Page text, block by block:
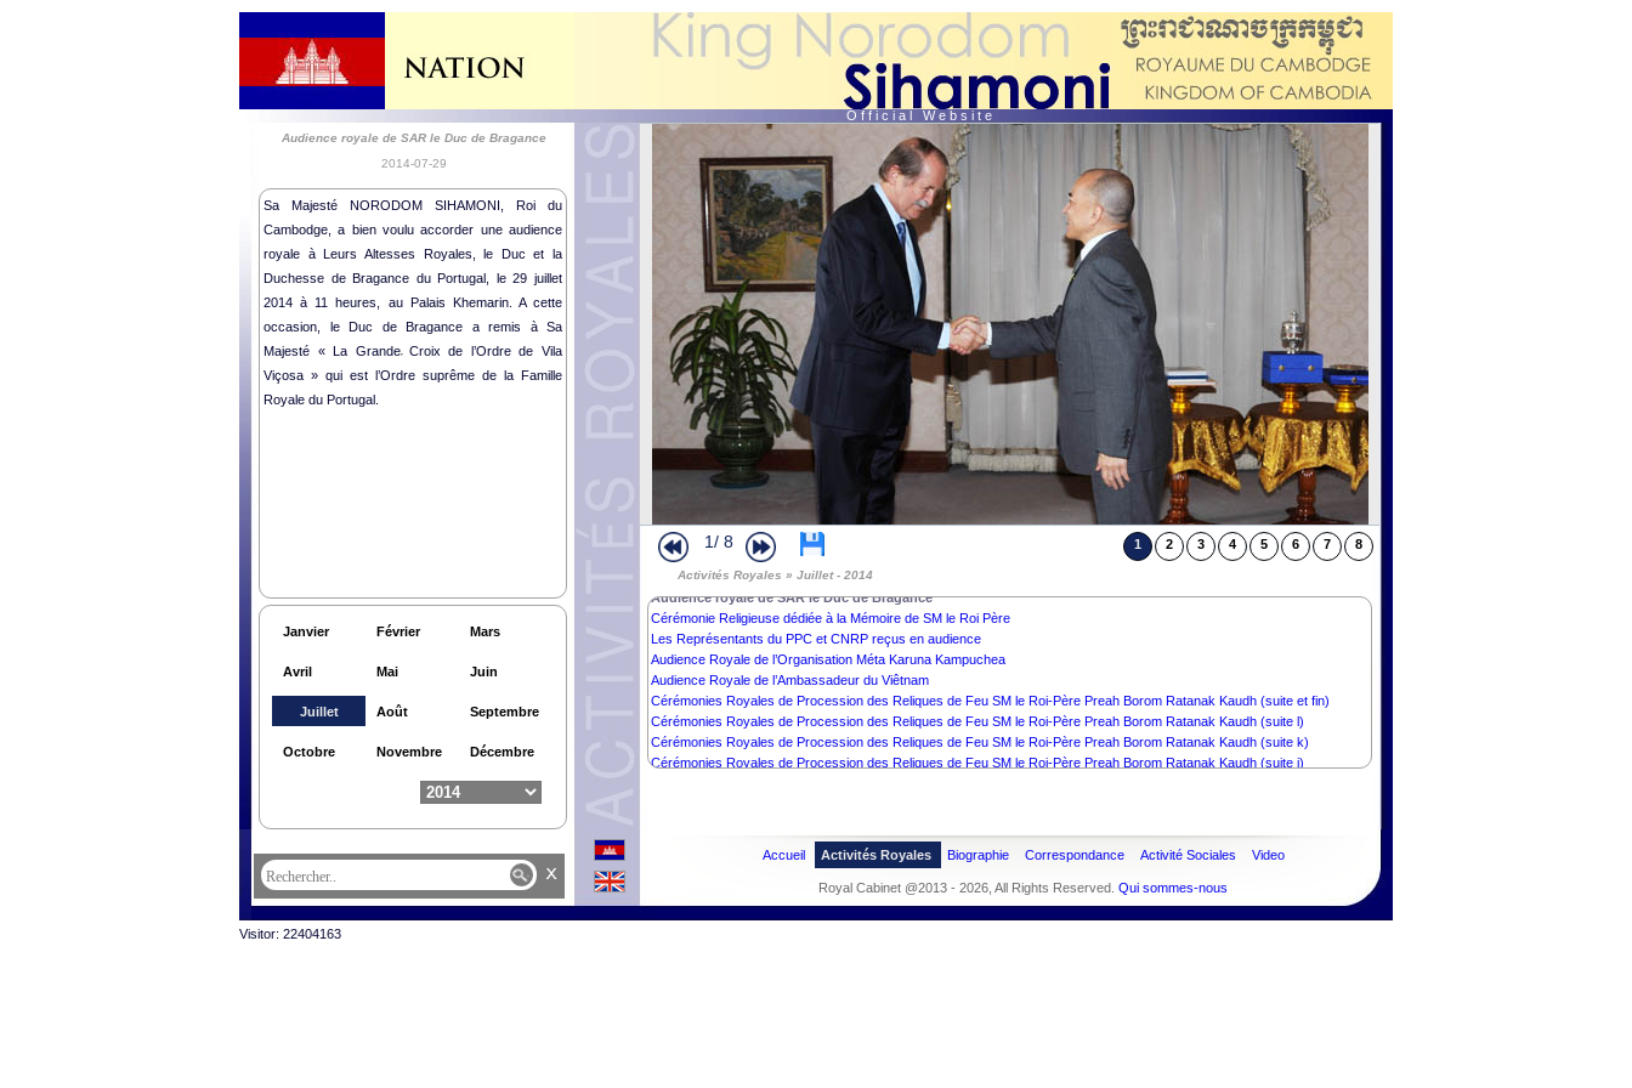
O f f i c i a l W e b s i t e
Audience royale de SAR le Duc de Bragance
2014-07-29
Sa Majesté NORODOM SIHAMONI, Roi du
Cambodge, a bien voulu accorder une audience
royale à Leurs Altesses Royales, le Duc et la
Duchesse de Bragance du Portugal, le 29 juillet
2014 à 11 heures, au Palais Khemarin. A cette
occasion, le Duc de Bragance a remis à Sa
Majesté « La Grande Croix de l’Ordre de Vila
Viçosa » qui est l’Ordre suprême de la Famille
Royale du Portugal.
Janvier Février Mars
Avril Mai Juin
Juillet Août Septembre
Octobre Novembre Décembre
1/ 8 1 2 3 4 5 6 7 8
Activités Royales » Juillet - 2014
Activités Humanitaires de SM le Roi (suite et fin)
Activités Humanitaires de SM le Roi (suite)
Activités Humanitaires de SM le Roi
Audience royale de SAR le Duc de Bragance
Cérémonie Religieuse dédiée à la Mémoire de SM le Roi Père
Les Représentants du PPC et CNRP reçus en audience
Audience Royale de l’Organisation Méta Karuna Kampuchea
Audience Royale de l’Ambassadeur du Viêtnam
Cérémonies Royales de Procession des Reliques de Feu SM le Roi-Père Preah Borom Ratanak Kaudh (suite et fin)
Cérémonies Royales de Procession des Reliques de Feu SM le Roi-Père Preah Borom Ratanak Kaudh (suite l)
Cérémonies Royales de Procession des Reliques de Feu SM le Roi-Père Preah Borom Ratanak Kaudh (suite k)
Cérémonies Royales de Procession des Reliques de Feu SM le Roi-Père Preah Borom Ratanak Kaudh (suite j)
Cérémonies Royales de Procession des Reliques de Feu SM le Roi-Père Preah Borom Ratanak Kaudh (suite f)
Cérémonies Royales de Procession des Reliques de Feu SM le Roi-Père Preah Borom Ratanak Kaudh (suite e)
Cérémonies Royales de Procession des Reliques de Feu SM le Roi-Père Preah Borom Ratanak Kaudh (suite d)
Cérémonies Royales de Procession des Reliques de Feu SM le Roi-Père Preah Borom Ratanak Kaudh (suite c)
x
Accueil Activités Royales Biographie Correspondance Activité Sociales Video
Royal Cabinet @2013 - 2026, All Rights Reserved. Qui sommes-nous
Visitor: 22404163